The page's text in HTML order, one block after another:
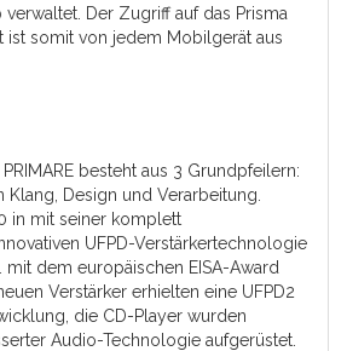
Der Zugriff auf das Prisma
ist somit von jedem Mobilgerät aus
besteht aus 3 Grundpfeilern:
Klang, Design und Verarbeitung.
in mit seiner komplett
UFPD-Verstärkertechnologie
mit dem europäischen EISA-Award
Verstärker erhielten eine UFPD2
die CD-Player wurden
Audio-Technologie aufgerüstet.